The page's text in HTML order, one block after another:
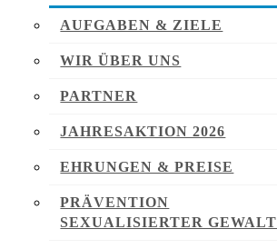
AUFGABEN & ZIELE
WIR ÜBER UNS
PARTNER
JAHRESAKTION 2026
EHRUNGEN & PREISE
PRÄVENTION
SEXUALISIERTER GEWALT